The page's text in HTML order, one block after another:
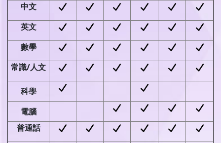
中文
英文
數學
常識/人文
科學
電腦
普通話